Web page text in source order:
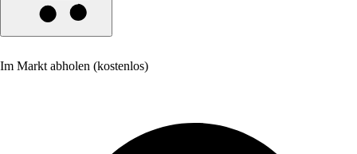
Im Markt abholen (kostenlos)